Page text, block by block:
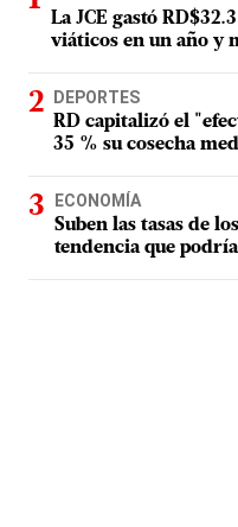
La JCE gastó
viáticos en un año y
DEPORTES
RD capitalizó el
35 % su cosecha
ECONOMÍA
Suben las tasas de
tendencia que